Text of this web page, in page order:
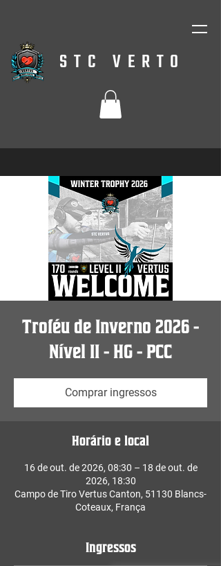
STC VERTO
Troféu de Inverno 2026 -
Nível II - HG - PCC
Comprar ingressos
Horário e local
16 de out. de 2026, 08:30 – 18 de out. de
2026, 18:30
Campo de Tiro Vertus Canton, 51130 Blancs-
Coteaux, França
Ingressos